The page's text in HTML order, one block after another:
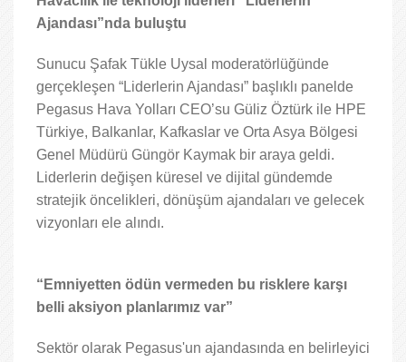
Ajandası”nda buluştu
Sunucu Şafak Tükle Uysal moderatörlüğünde
gerçekleşen “Liderlerin Ajandası” başlıklı panelde
Pegasus Hava Yolları CEO’su Güliz Öztürk ile HPE
Türkiye, Balkanlar, Kafkaslar ve Orta Asya Bölgesi
Genel Müdürü Güngör Kaymak bir araya geldi.
Liderlerin değişen küresel ve dijital gündemde
stratejik öncelikleri, dönüşüm ajandaları ve gelecek
vizyonları ele alındı.
“Emniyetten ödün vermeden bu risklere karşı
belli aksiyon planlarımız var”
Sektör olarak Pegasus'un ajandasında en belirleyici